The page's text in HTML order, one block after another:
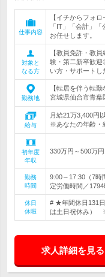
仕事内容
【イチからフォ
「IT」「会計」
お任せします。
対象と
なる方
【教員免許・教
験・第二新卒歓
い方・サポートし
勤務地
【転居を伴う転
宮城県仙台市青葉
給与
月給21万3,400円
※あなたの年齢・
初年度
年収
330万円～500万円
勤務
時間
9:00～17:30（7
定労働時間／1794
休日
休暇
# ★年間休日131
は土日祝休み）
求人詳細を見る